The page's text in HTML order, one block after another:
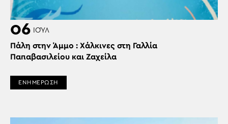
06 ΙΟΎΛ
Πάλη στην Άμμο : Χάλκινες στη Γαλλία
Παπαβασιλείου και Ζαχείλα
ΕΝΗΜΕΡΩΣΗ